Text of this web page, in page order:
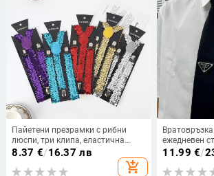
Пайетени презрамки с рибни
люспи, три клипа, еластична
лента, кръстосани за сценични
8.37 €/16.37 лв
add_shopping_cart
ежедневен
модел,
11.99 €/